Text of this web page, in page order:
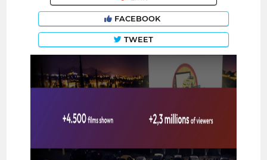
FACEBOOK
TWEET